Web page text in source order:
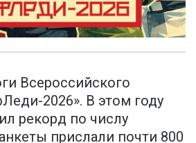
Всероссийского
2026». В этом году
рекорд по числу
прислали почти 800